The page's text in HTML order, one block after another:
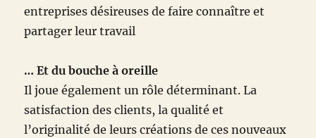
entreprises désireuses de faire connaître et
partager leur travail
… Et du bouche à oreille
Il joue également un rôle déterminant. La
satisfaction des clients, la qualité et
l’originalité de leurs créations de ces nouveaux